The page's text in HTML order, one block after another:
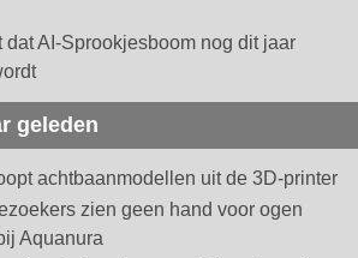
dat AI-Sprookjesboom nog dit jaar
geleden
achtbaanmodellen uit de 3D-printer
zien geen hand voor ogen
Aquanura